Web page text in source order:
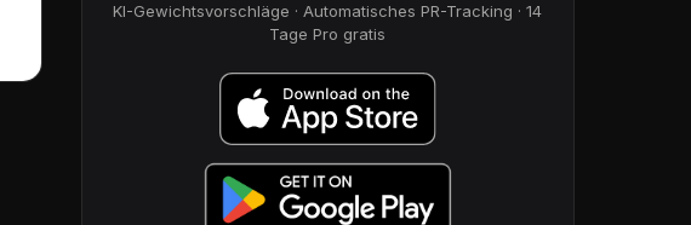
KI-Gewichtsvorschläge · Automatisches PR-Tracking · 14
Tage Pro gratis